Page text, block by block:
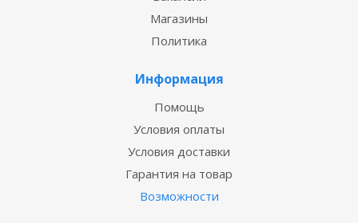
Магазины
Политика
Информация
Помощь
Условия оплаты
Условия доставки
Гарантия на товар
Возможности